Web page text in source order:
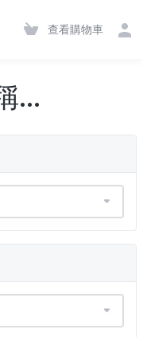
查看購物車
...